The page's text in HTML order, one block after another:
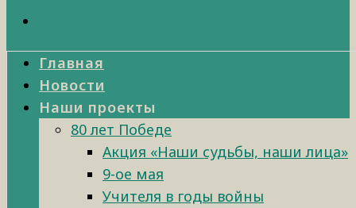
Главная
Новости
Наши проекты
80 лет Победе
Акция «Наши судьбы, наши лица»
9-ое мая
Учителя в годы войны